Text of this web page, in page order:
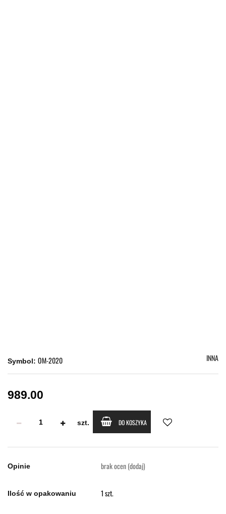
Symbol: OM-2020 INNA
989.00
szt. DO KOSZYKA
Opinie brak ocen(dodaj)
Ilość w opakowaniu 1 szt.